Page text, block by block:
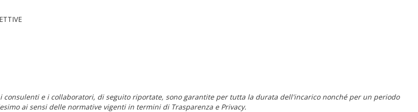
e i collaboratori, di seguito riportate, sono garantite per tutta la durata dell'incarico nonché per un periodo
ai sensi delle normative vigenti in termini di Trasparenza e Privacy.